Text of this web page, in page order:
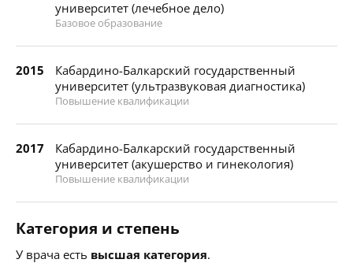
университет (лечебное дело)
Базовое образование
2015
Кабардино-Балкарский государственный
университет (ультразвуковая диагностика)
Повышение квалификации
2017
Кабардино-Балкарский государственный
университет (акушерство и гинекология)
Повышение квалификации
Категория и степень
У врача есть высшая категория.